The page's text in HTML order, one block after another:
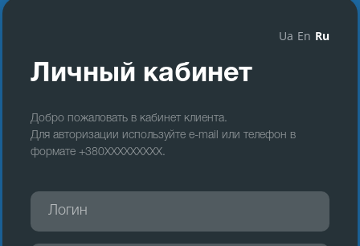
Ua En Ru
Личный кабинет
Добро пожаловать в кабинет клиента.
Для авторизации используйте e-mail или телефон в
формате +380XXXXXXXXX.